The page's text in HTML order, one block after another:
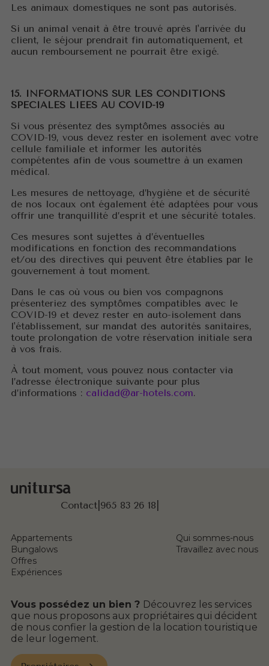
Les animaux domestiques ne sont pas autorisés.
Si un animal venait à être trouvé après l'arrivée du
client, le séjour prendrait fin automatiquement, et
aucun remboursement ne pourrait être exigé.
15. INFORMATIONS SUR LES CONDITIONS
SPECIALES LIEES AU COVID-19
Si vous présentez des symptômes associés au
COVID-19, vous devez rester en isolement avec votre
cellule familiale et informer les autorités
compétentes afin de vous soumettre à un examen
médical.
Les mesures de nettoyage, d’hygiène et de sécurité
de nos locaux ont également été adaptées pour vous
offrir une tranquillité d’esprit et une sécurité totales.
Ces mesures sont sujettes à d’éventuelles
modifications en fonction des recommandations
et/ou des directives qui peuvent être établies par le
gouvernement à tout moment.
Dans le cas où vous ou bien vos compagnons
présenteriez des symptômes compatibles avec le
COVID-19 et devez rester en auto-isolement dans
l'établissement, sur mandat des autorités sanitaires,
toute prolongation de votre réservation initiale sera
à vos frais.
À tout moment, vous pouvez nous contacter via
l’adresse électronique suivante pour plus
d’informations : calidad@ar-hotels.com.
Contact 965 83 26 18
Appartements
Bungalows
Offres
Expériences
Qui sommes-nous
Travaillez avec nous
Vous possédez un bien ? Découvrez les services
que nous proposons aux propriétaires qui décident
de nous confier la gestion de la location touristique
de leur logement.